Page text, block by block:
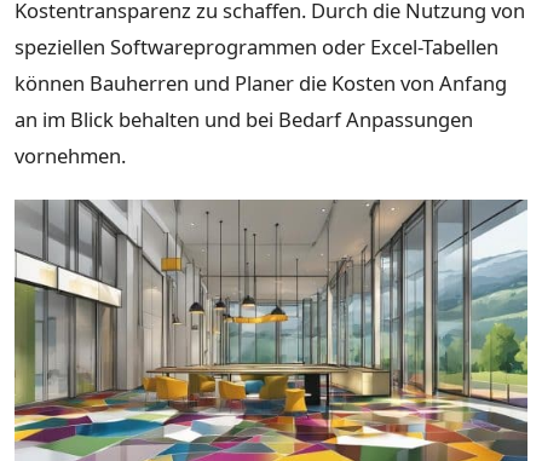
Kostentransparenz zu schaffen. Durch die Nutzung von
speziellen Softwareprogrammen oder Excel-Tabellen
können Bauherren und Planer die Kosten von Anfang
an im Blick behalten und bei Bedarf Anpassungen
vornehmen.